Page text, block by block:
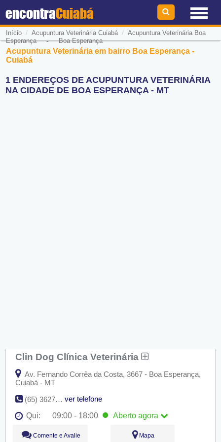
encontraCuiabá
Início / Acupuntura Veterinária Cuiabá/ Acupuntura Veterinária Boa
Esperança-Boa Esperança
Acupuntura Veterinária em bairro Boa Esperança -
Cuiabá
1 ENDEREÇOS DE ACUPUNTURA VETERINÁRIA
NA CIDADE DE BOA ESPERANÇA - MT
Clin Dog Clínica Veterinária
Av. Fernando Corrêa da Costa, 3667 - Boa Esperança,
Cuiabá - MT
(65) 3627-1120
ver telefone
Qui:
09:00 - 18:00 Aberto agora
Seg:
Ter:
09:00 - 18:00
Comente e Avalie Mapa